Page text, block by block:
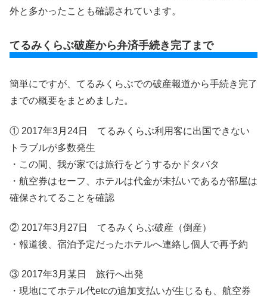
外と多かったことも確認されています。
てるみくらぶ破産から弁済手続き完了まで
簡単にですが、てるみくらぶでの破産報道から手続き完了
までの概要をまとめました。
① 2017年3月24日 てるみくらぶ利用客に出国できない
トラブルが多数発生
・この間、我が家では旅行をどうするかドタバタ
・航空券はセーフ、ホテルは代金が未払いであるが部屋は
確保されてることを確認
② 2017年3月27日 てるみくらぶ破産（倒産）
・報道後、宿泊予定だったホテルへ連絡し個人で再予約
③ 2017年3月某日 旅行へ出発
・現地にてホテル代etcの追加支払いが生じるも、航空券